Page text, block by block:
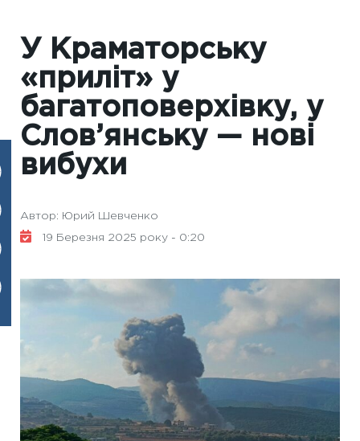
У Краматорську
«приліт» у
багатоповерхівку, у
Слов’янську — нові
вибухи
Автор: Юрий Шевченко
19 Березня 2025 року - 0:20